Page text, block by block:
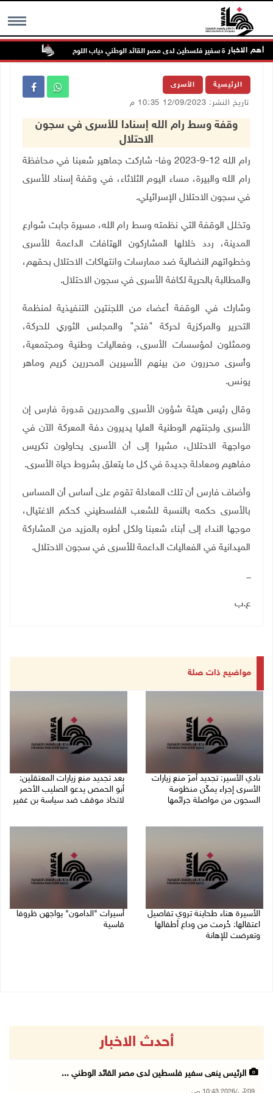
MENU أهم الاخباروفاة سفير فلسطين لدى مصر القائد الوطني دياب اللوح
الرئيسية الأسرى
تاريخ النشر: 12/09/2023 10:35 م
وقفة وسط رام الله إسنادا للأسرى في سجون
الاحتلال
رام الله 12-9-2023 وفا- شاركت جماهير شعبنا في محافظة
رام الله والبيرة، مساء اليوم الثلاثاء، في وقفة إسناد للأسرى
في سجون الاحتلال الإسرائيلي.
وتخلل الوقفة التي نظمته وسط رام الله، مسيرة جابت شوارع
المدينة، ردد خلالها المشاركون الهتافات الداعمة للأسرى
وخطواتهم النضالية ضد ممارسات وانتهاكات الاحتلال بحقهم،
والمطالبة بالحرية لكافة الأسرى في سجون الاحتلال.
وشارك في الوقفة أعضاء من اللجنتين التنفيذية لمنظمة
التحرير والمركزية لحركة "فتح" والمجلس الثوري للحركة،
وممثلون لمؤسسات الأسرى، وفعاليات وطنية ومجتمعية،
وأسرى محررون من بينهم الأسيرين المحررين كريم وماهر
يونس.
وقال رئيس هيئة شؤون الأسرى والمحررين قدورة فارس إن
الأسرى ولجنتهم الوطنية العليا يديرون دفة المعركة الآن في
مواجهة الاحتلال، مشيرا إلى أن الأسرى يحاولون تكريس
مفاهيم ومعادلة جديدة في كل ما يتعلق بشروط حياة الأسرى.
وأضاف فارس أن تلك المعادلة تقوم على أساس أن المساس
بالأسرى حكمه بالنسبة للشعب الفلسطيني كحكم الاغتيال،
موجها النداء إلى أبناء شعبنا ولكل أطره بالمزيد من المشاركة
الميدانية في الفعاليات الداعمة للأسرى في سجون الاحتلال.
ـــ
ع.ب
مواضيع ذات صلة
نادي الأسير: تجديد أمرَ منع زيارات
الأسرى إجراء يمكّن منظومة
السجون من مواصلة جرائمها
بعد تجديد منع زيارات المعتقلين:
أبو الحمص يدعو الصليب الأحمر
لاتخاذ موقف ضد سياسة بن غفير
الأسيرة هناء طحاينة تروي تفاصيل
اعتقالها: حُرمت من وداع أطفالها
وتعرضت للإهانة
أسيرات "الدامون" يواجهن ظروفا
قاسية
أحدث الاخبار
الرئيس ينعى سفير فلسطين لدى مصر القائد الوطني ...